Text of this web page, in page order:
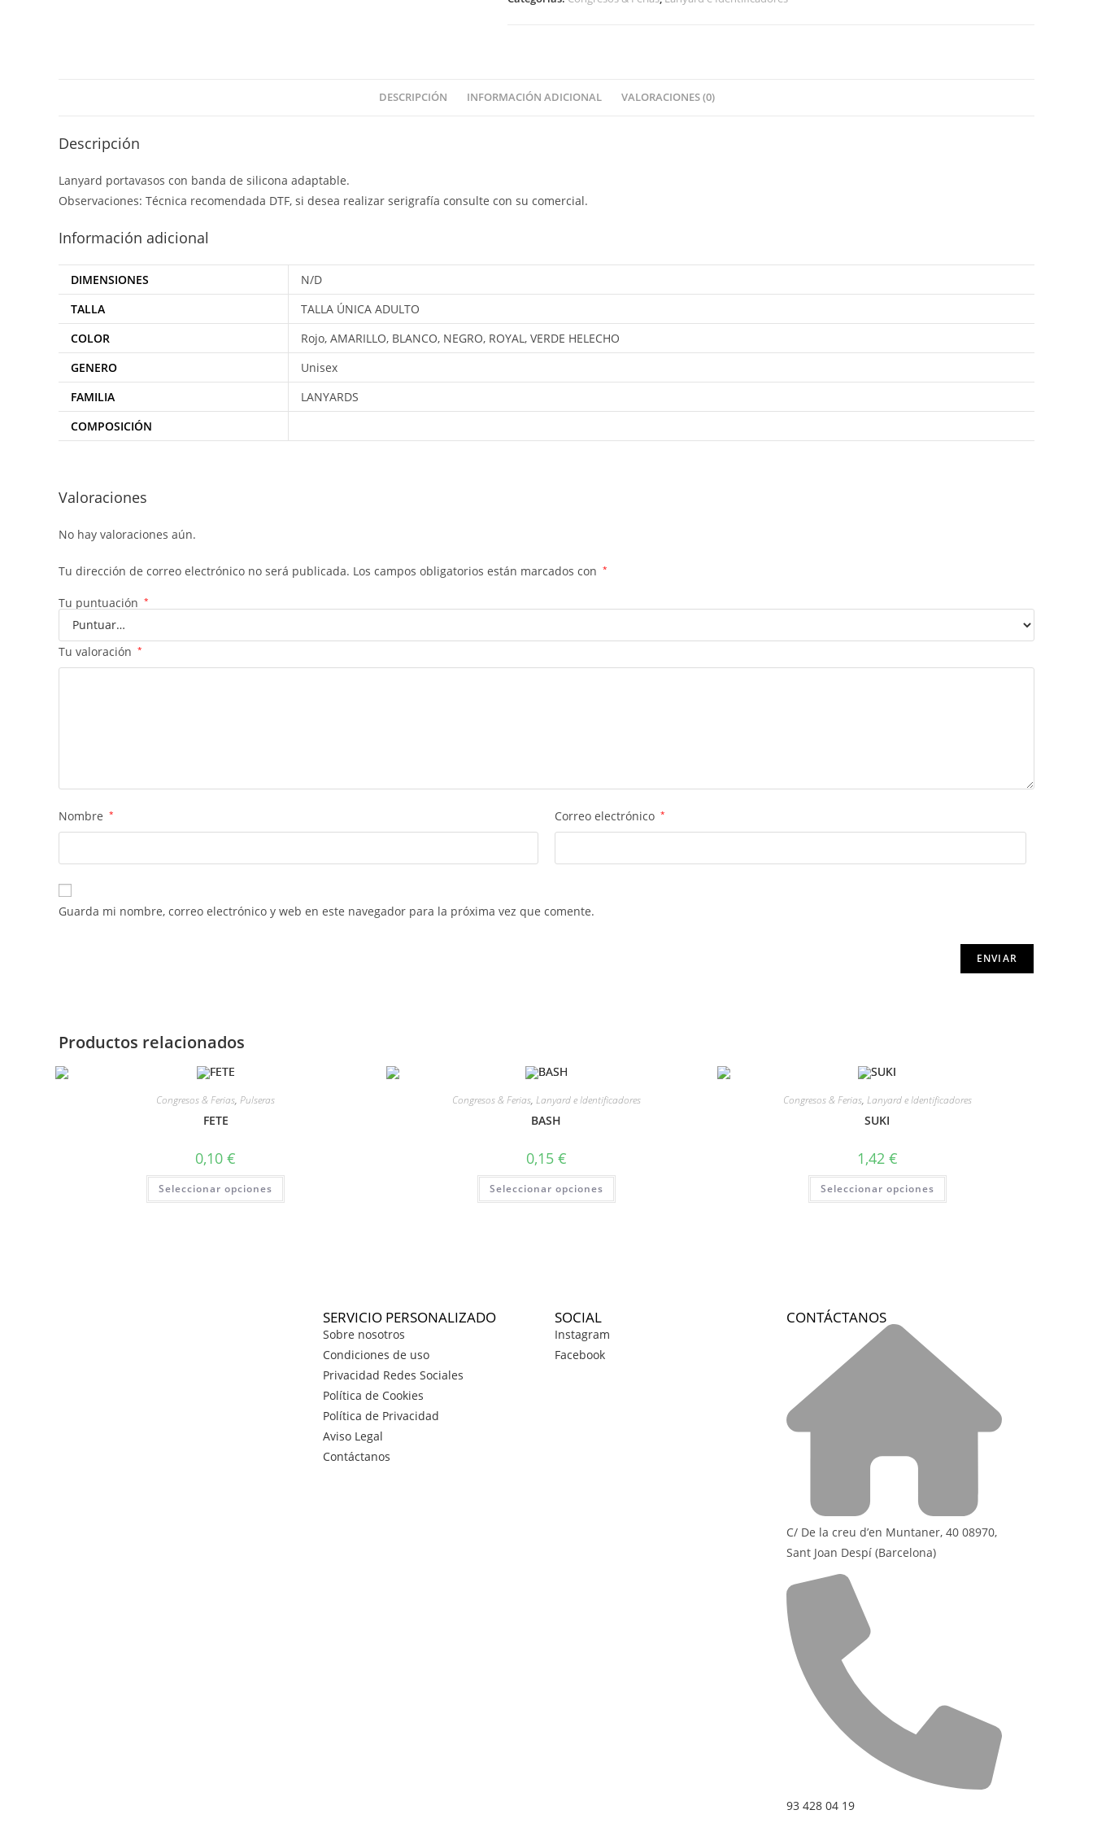
DESCRIPCIÓN INFORMACIÓN ADICIONAL VALORACIONES (0)
Descripción
Lanyard portavasos con banda de silicona adaptable.
Observaciones: Técnica recomendada DTF, si desea realizar serigrafía consulte con su comercial.
Información adicional
DIMENSIONES
N/D
TALLA
TALLA ÚNICA ADULTO
COLOR
Rojo, AMARILLO, BLANCO, NEGRO, ROYAL, VERDE HELECHO
GENERO
Unisex
FAMILIA
LANYARDS
COMPOSICIÓN
Valoraciones
No hay valoraciones aún.
Tu dirección de correo electrónico no será publicada. Los campos obligatorios están marcados con *
Tu puntuación *
Tu valoración *
Nombre * Correo electrónico *
Guarda mi nombre, correo electrónico y web en este navegador para la próxima vez que comente.
Productos relacionados
Congresos & Ferias,Pulseras
FETE
0,10€
Seleccionar opciones
Congresos & Ferias, Lanyard e Identificadores
BASH
0,15 €
Seleccionar opciones
Congresos & Ferias, Lanyard e Identificadores
SUKI
1,42 €
Seleccionar opciones
SERVICIO PERSONALIZADO
Sobre nosotros
Condiciones de uso
Privacidad Redes Sociales
Política de Cookies
Política de Privacidad
Aviso Legal
Contáctanos
SOCIAL
Instagram
Facebook
CONTÁCTANOS
C/ De la creu d’en Muntaner, 40 08970,
Sant Joan Despí (Barcelona)
93 428 04 19